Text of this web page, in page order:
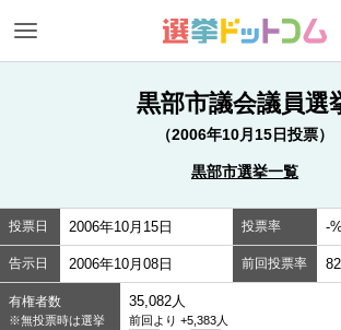
黒部市議会議員選
（2006年10月15日投票）
黒部市選挙一覧
投票日 2006年10月15日 投票率 -%
告示日 2006年10月08日 前回投票率
有権者数
※無投票時は選挙
35,082人
前回より +5,383人